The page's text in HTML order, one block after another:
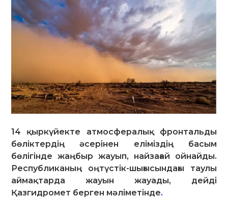
14 қыркүйекте атмосфералық фронтальды
бөліктердің әсерінен еліміздің басым
бөлігінде жаңбыр жауып, найзағай ойнайды.
Республиканың оңтүстік-шығысындағы таулы
аймақтарда жауын жауады, дейді
Қазгидромет берген мәліметінде.